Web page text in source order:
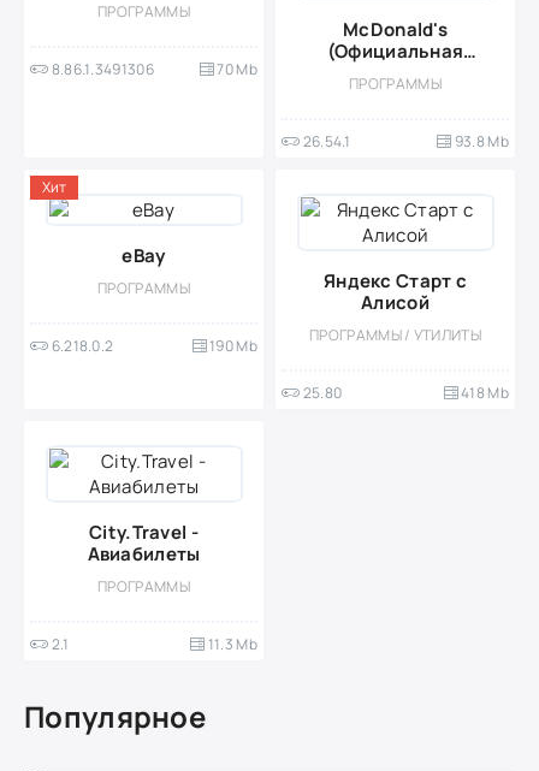
ПРОГРАММЫ
8.86.1.3491306 70 Mb
McDonald's
(Официальная
версия)
ПРОГРАММЫ
26.54.1 93.8 Mb
eBay
ПРОГРАММЫ
6.218.0.2 190 Mb
Хит
Яндекс Старт с
Алисой
ПРОГРАММЫ / УТИЛИТЫ
25.80 418 Mb
City.Travel -
Авиабилеты
ПРОГРАММЫ
2.1 11.3 Mb
Популярное